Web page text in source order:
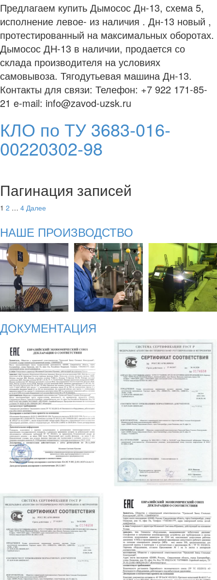
Предлагаем купить Дымосос Дн-13, схема 5,
исполнение левое- из наличия . Дн-13 новый ,
протестированный на максимальных оборотах.
Дымосос ДН-13 в наличии, продается со
склада производителя на условиях
самовывоза. Тягодутьевая машина Дн-13.
Контакты для связи: Телефон: +7 922 171-85-
21 e-mail: info@zavod-uzsk.ru
КЛО по ТУ 3683-016-
00220302-98
Пагинация записей
1 2 … 4 Далее
НАШЕ ПРОИЗВОДСТВО
ДОКУМЕНТАЦИЯ